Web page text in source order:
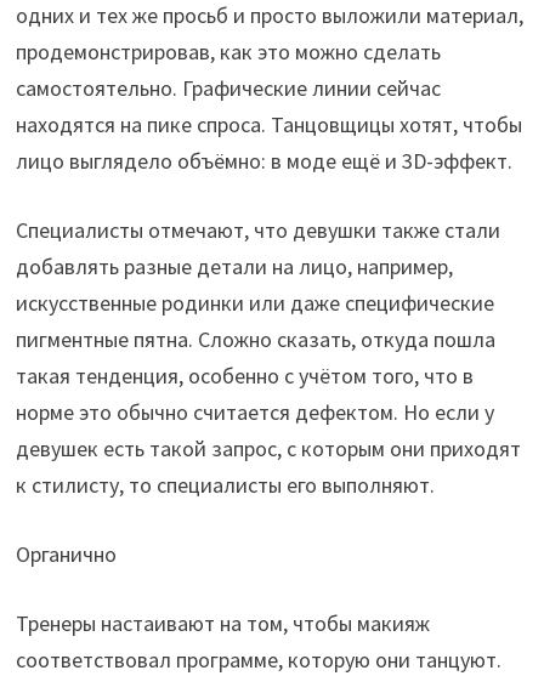
одних и тех же просьб и просто выложили материал,
продемонстрировав, как это можно сделать
самостоятельно. Графические линии сейчас
находятся на пике спроса. Танцовщицы хотят, чтобы
лицо выглядело объёмно: в моде ещё и 3D-эффект.
Специалисты отмечают, что девушки также стали
добавлять разные детали на лицо, например,
искусственные родинки или даже специфические
пигментные пятна. Сложно сказать, откуда пошла
такая тенденция, особенно с учётом того, что в
норме это обычно считается дефектом. Но если у
девушек есть такой запрос, с которым они приходят
к стилисту, то специалисты его выполняют.
Органично
Тренеры настаивают на том, чтобы макияж
соответствовал программе, которую они танцуют.